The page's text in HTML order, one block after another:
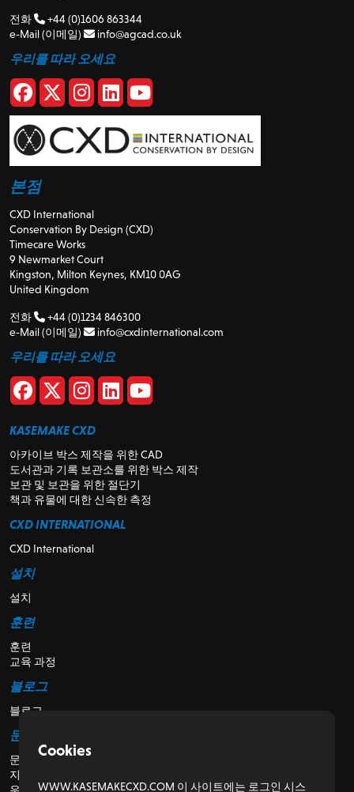
전화
+44 (0)1606 863344
e-Mail (이메일)
info@agcad.co.uk
우리를 따라 오세요
본점
CXD International
Conservation By Design (CXD)
Timecare Works
9 Newmarket Court
Kingston, Milton Keynes, KM10 0AG
United Kingdom
전화
+44 (0)1234 846300
e-Mail (이메일)
info@cxdinternational.com
우리를 따라 오세요
KASEMAKE CXD
아카이브 박스 제작을 위한 CAD
도서관과 기록 보관소를 위한 박스 제작
보관 및 보관을 위한 절단기
책과 유물에 대한 신속한 측정
CXD INTERNATIONAL
CXD International
설치
설치
훈련
훈련
교육 과정
블로그
블로그
문의
문의
지원
우리에 관해서
Cookies
WWW.KASEMAKECXD.COM 이 사이트에는 로그인 시스